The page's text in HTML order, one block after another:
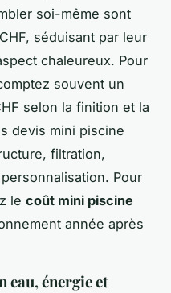
soi-même sont
séduisant par leur
chaleureux. Pour
souvent un
selon la finition et la
devis mini piscine
filtration,
Pour
le coût mini piscine
année après
eau, énergie et